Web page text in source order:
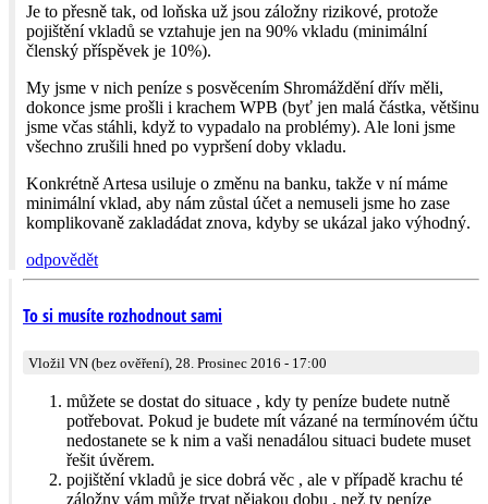
Je to přesně tak, od loňska už jsou záložny rizikové, protože
pojištění vkladů se vztahuje jen na 90% vkladu (minimální
členský příspěvek je 10%).
My jsme v nich peníze s posvěcením Shromáždění dřív měli,
dokonce jsme prošli i krachem WPB (byť jen malá částka, většinu
jsme včas stáhli, když to vypadalo na problémy). Ale loni jsme
všechno zrušili hned po vypršení doby vkladu.
Konkrétně Artesa usiluje o změnu na banku, takže v ní máme
minimální vklad, aby nám zůstal účet a nemuseli jsme ho zase
komplikovaně zakladádat znova, kdyby se ukázal jako výhodný.
odpovědět
To si musíte rozhodnout sami
Vložil VN (bez ověření), 28. Prosinec 2016 - 17:00
můžete se dostat do situace , kdy ty peníze budete nutně
potřebovat. Pokud je budete mít vázané na termínovém účtu
nedostanete se k nim a vaši nenadálou situaci budete muset
řešit úvěrem.
pojištění vkladů je sice dobrá věc , ale v případě krachu té
záložny vám může trvat nějakou dobu , než ty peníze